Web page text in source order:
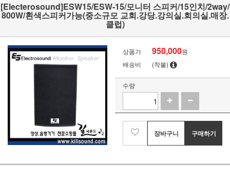
[Electerosound]ESW15/ESW-15/모니터 스피커/15인치/2way/
800W/흰색스피커가능(중소규모 교회.강당.강의실.회의실.매장.
클럽)
상품가 950,000원
배송비
(착불)
수량
장바구니 구매하기